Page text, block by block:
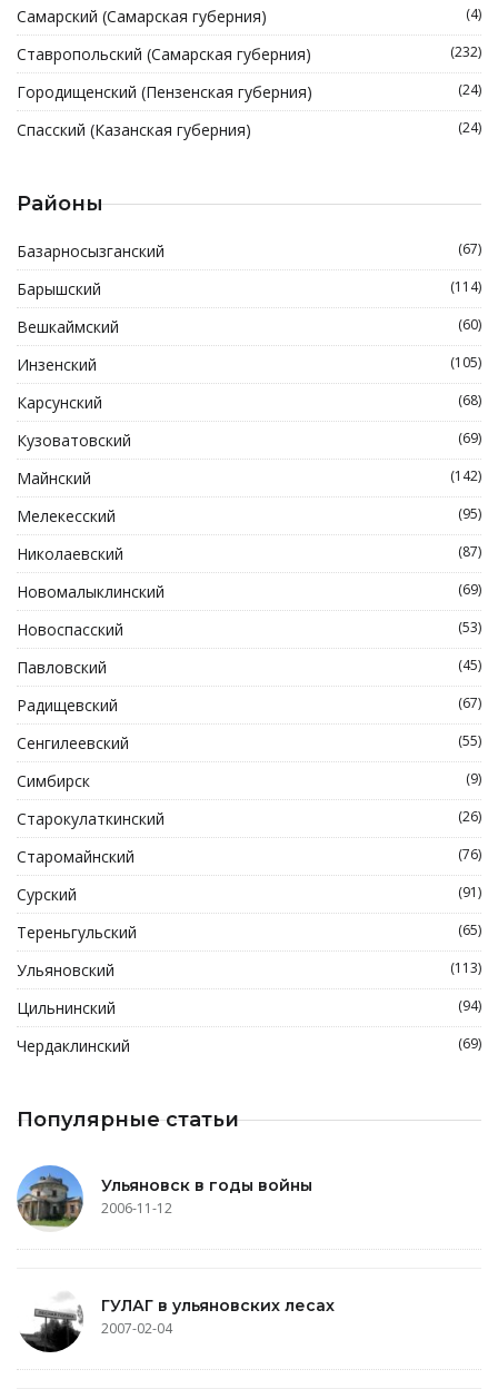
Самарский (Самарская губерния) (4)
Ставропольский (Самарская губерния) (232)
Городищенский (Пензенская губерния) (24)
Спасский (Казанская губерния) (24)
Районы
Базарносызганский (67)
Барышский (114)
Вешкаймский (60)
Инзенский (105)
Карсунский (68)
Кузоватовский (69)
Майнский (142)
Мелекесский (95)
Николаевский (87)
Новомалыклинский (69)
Новоспасский (53)
Павловский (45)
Радищевский (67)
Сенгилеевский (55)
Симбирск (9)
Старокулаткинский (26)
Старомайнский (76)
Сурский (91)
Тереньгульский (65)
Ульяновский (113)
Цильнинский (94)
Чердаклинский (69)
Популярные статьи
Ульяновск в годы войны
2006-11-12
ГУЛАГ в ульяновских лесах
2007-02-04